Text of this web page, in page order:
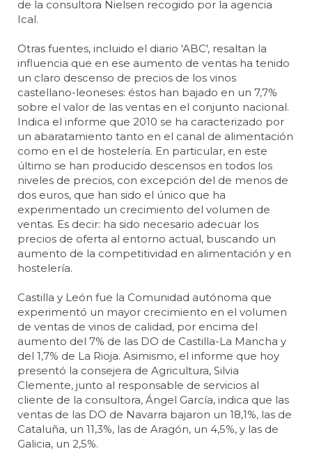
de la consultora Nielsen recogido por la agencia
Ical.
Otras fuentes, incluido el diario 'ABC', resaltan la
influencia que en ese aumento de ventas ha tenido
un claro descenso de precios de los vinos
castellano-leoneses: éstos han bajado en un 7,7%
sobre el valor de las ventas en el conjunto nacional.
Indica el informe que 2010 se ha caracterizado por
un abaratamiento tanto en el canal de alimentación
como en el de hostelería. En particular, en este
último se han producido descensos en todos los
niveles de precios, con excepción del de menos de
dos euros, que han sido el único que ha
experimentado un crecimiento del volumen de
ventas. Es decir: ha sido necesario adecuar los
precios de oferta al entorno actual, buscando un
aumento de la competitividad en alimentación y en
hostelería.
Castilla y León fue la Comunidad autónoma que
experimentó un mayor crecimiento en el volumen
de ventas de vinos de calidad, por encima del
aumento del 7% de las DO de Castilla-La Mancha y
del 1,7% de La Rioja. Asimismo, el informe que hoy
presentó la consejera de Agricultura, Silvia
Clemente, junto al responsable de servicios al
cliente de la consultora, Ángel García, indica que las
ventas de las DO de Navarra bajaron un 18,1%, las de
Cataluña, un 11,3%, las de Aragón, un 4,5%, y las de
Galicia, un 2,5%.